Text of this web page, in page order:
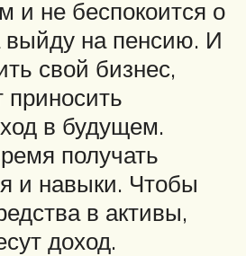
и не беспокоится о
выйду на пенсию. И
свой бизнес,
приносить
в будущем.
получать
и навыки. Чтобы
в активы,
доход.